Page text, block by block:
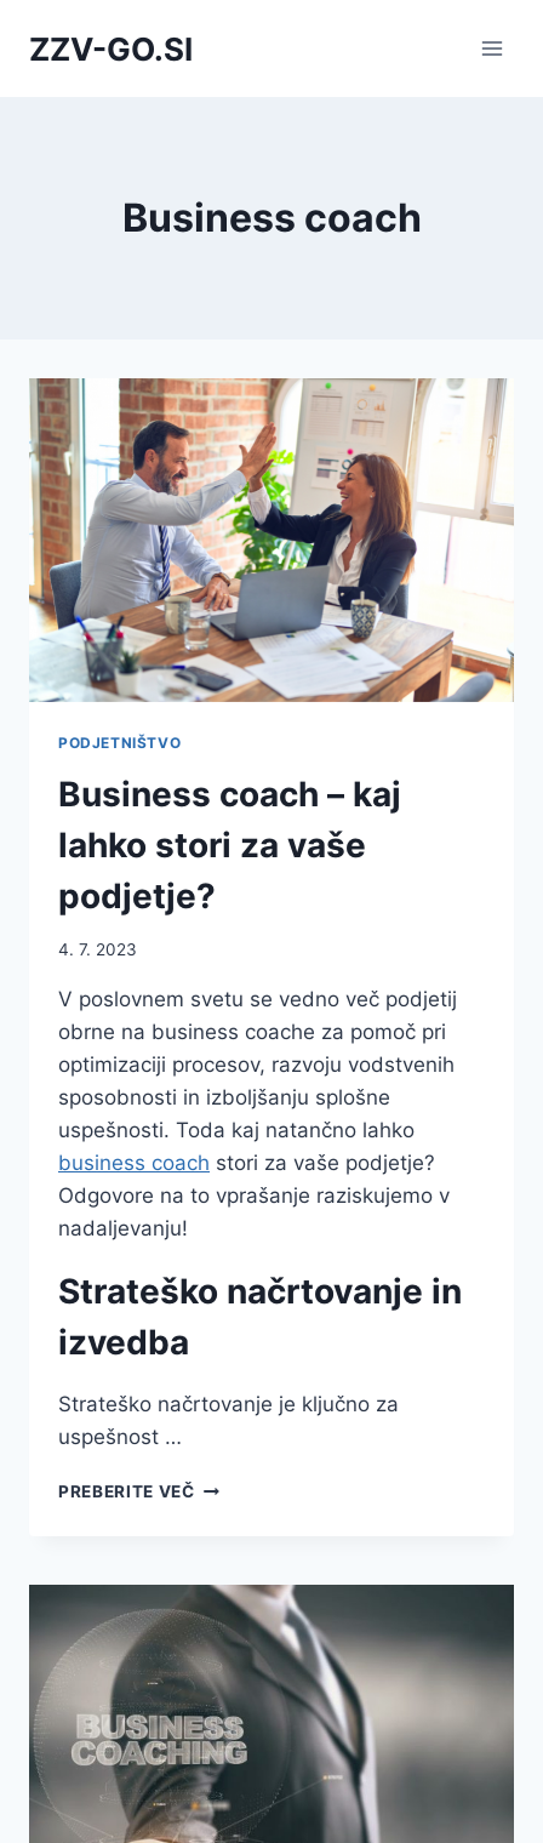
ZZV-GO.SI
Business coach
PODJETNIŠTVO
Business coach – kaj
lahko stori za vaše
podjetje?
4. 7. 2023
V poslovnem svetu se vedno več podjetij
obrne na business coache za pomoč pri
optimizaciji procesov, razvoju vodstvenih
sposobnosti in izboljšanju splošne
uspešnosti. Toda kaj natančno lahko
business coach stori za vaše podjetje?
Odgovore na to vprašanje raziskujemo v
nadaljevanju!
Strateško načrtovanje in
izvedba
Strateško načrtovanje je ključno za
uspešnost …
PREBERITE VEČBUSINESS
LAHKO
STORI
ZA
VAŠE
PODJETJE?